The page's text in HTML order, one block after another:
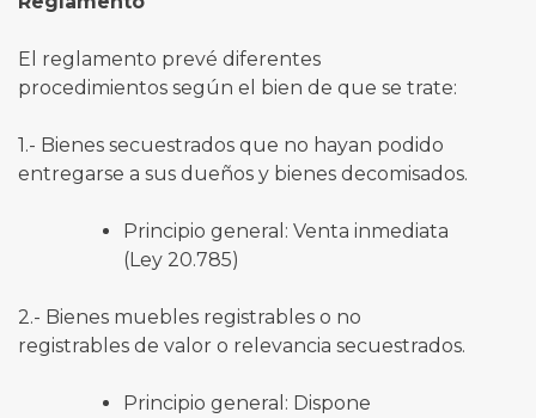
El reglamento prevé diferentes
procedimientos según el bien de que se trate:
1.- Bienes secuestrados que no hayan podido
entregarse a sus dueños y bienes decomisados.
Principio general: Venta inmediata
(Ley 20.785)
2.- Bienes muebles registrables o no
registrables de valor o relevancia secuestrados.
Principio general: Dispone